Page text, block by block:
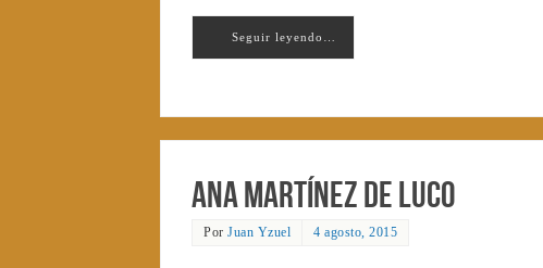
Seguir leyendo…
Ana Martínez de Luco
Por Juan Yzuel 4 agosto, 2015